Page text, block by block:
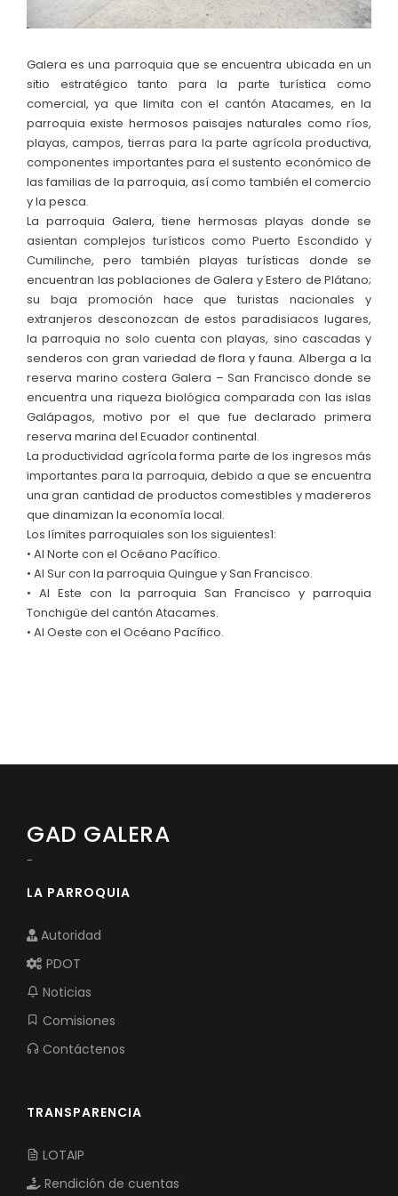
Convocatorias
Plan de desarrollo y Ordenamiento Territorial -
Plan Anual Contratación - PAC
Plan Operativo Anual - POA
Convenios Institucionales
PRESUPUESTO: EJECUCIÓN Y REPORTES
Cédulas presupuestarias y balances
Procesos de contratación
Ejecución Presupuestaria
Obras y proyectos
ASAMBLEA LOCAL CIUDADANA
Galera es una parroquia que se encuentra ubicada en un
sitio estratégico tanto para la parte turística como
comercial, ya que limita con el cantón Atacames, en la
parroquia existe hermosos paisajes naturales como ríos,
playas, campos, tierras para la parte agrícola productiva,
componentes importantes para el sustento económico de
las familias de la parroquia, así como también el comercio
y la pesca.
La parroquia Galera, tiene hermosas playas donde se
asientan complejos turísticos como Puerto Escondido y
Cumilinche, pero también playas turísticas donde se
encuentran las poblaciones de Galera y Estero de Plátano;
su baja promoción hace que turistas nacionales y
extranjeros desconozcan de estos paradisiacos lugares,
la parroquia no solo cuenta con playas, sino cascadas y
senderos con gran variedad de flora y fauna. Alberga a la
reserva marino costera Galera – San Francisco donde se
encuentra una riqueza biológica comparada con las islas
Galápagos, motivo por el que fue declarado primera
reserva marina del Ecuador continental.
La productividad agrícola forma parte de los ingresos más
importantes para la parroquia, debido a que se encuentra
una gran cantidad de productos comestibles y madereros
que dinamizan la economía local.
Los límites parroquiales son los siguientes1:
• Al Norte con el Océano Pacífico.
• Al Sur con la parroquia Quingue y San Francisco.
• Al Este con la parroquia San Francisco y parroquia
Tonchigüe del cantón Atacames.
• Al Oeste con el Océano Pacífico.
GAD GALERA
-
LA PARROQUIA
Autoridad
PDOT
Noticias
Comisiones
Contáctenos
TRANSPARENCIA
LOTAIP
Rendición de cuentas